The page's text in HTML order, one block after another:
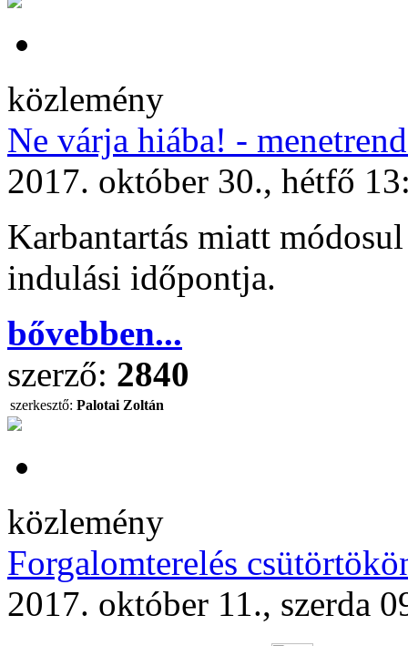
közlemény
Ne várja hiába! -
2017. október 30., hétfő
Karbantartás miatt
indulási időpontja.
bővebben...
szerző: 2840
szerkesztő: Palotai Zoltán
közlemény
Forgalomterelés
2017. október 11., szerda